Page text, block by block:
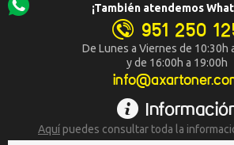
¡También atendemos
951 250
De Lunes a Viernes de 10:30h
y de 16:00h a 19:00h
Aquípuedes consultar toda la